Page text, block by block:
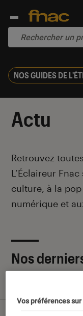
NOS GUIDES DE
Actu
Introduction
Retrouvez
L’Éclaireur
culture, à la
numérique et
Nos
Vos préférences